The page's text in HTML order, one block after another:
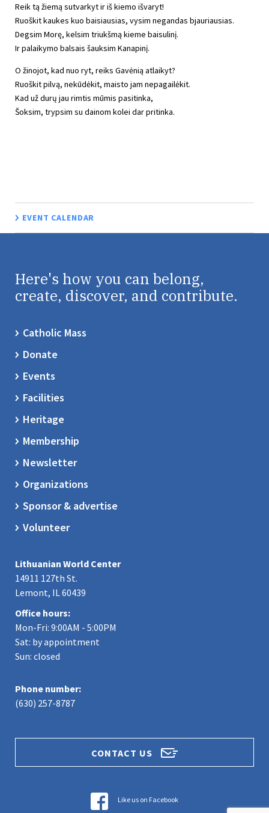
Reik tą žiemą sutvarkyt ir iš kiemo išvaryt!
Ruoškit kaukes kuo baisiausias, vysim negandas bjauriausias.
Degsim Morę, kelsim triukšmą kieme baisulinį.
Ir palaikymo balsais šauksim Kanapinį.
O žinojot, kad nuo ryt, reiks Gavėnią atlaikyt?
Ruoškit pilvą, nekūdėkit, maisto jam nepagailėkit.
Kad už durų jau rimtis mūmis pasitinka,
Šoksim, trypsim su dainom kolei dar pritinka.
EVENT CALENDAR
Here's how you can belong,
create, discover, and contribute.
Catholic Mass
Donate
Events
Facilities
Heritage
Membership
Newsletter
Organizations
Sponsor & advertise
Volunteer
Lithuanian World Center
14911 127th St.
Lemont, IL 60439
Like us on Facebook
Office hours:
Mon-Fri: 9:00AM - 5:00PM
Sat: by appointment
Sun: closed
Phone number:
(630) 257-8787
CONTACT US